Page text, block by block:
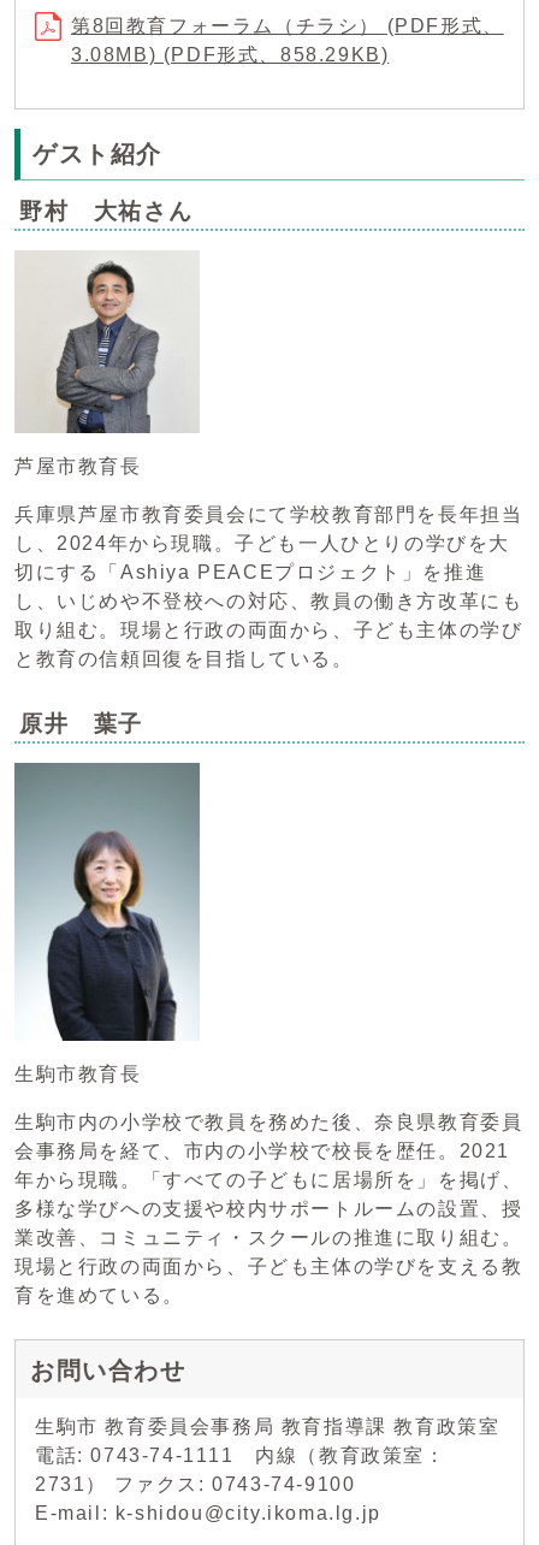
第8回教育フォーラム（チラシ） (PDF形式、
3.08MB) (PDF形式、858.29KB)
ゲスト紹介
野村 大祐さん
芦屋市教育長
兵庫県芦屋市教育委員会にて学校教育部門を長年担当
し、2024年から現職。子ども一人ひとりの学びを大
切にする「Ashiya PEACEプロジェクト」を推進
し、いじめや不登校への対応、教員の働き方改革にも
取り組む。現場と行政の両面から、子ども主体の学び
と教育の信頼回復を目指している。
原井 葉子
生駒市教育長
生駒市内の小学校で教員を務めた後、奈良県教育委員
会事務局を経て、市内の小学校で校長を歴任。2021
年から現職。「すべての子どもに居場所を」を掲げ、
多様な学びへの支援や校内サポートルームの設置、授
業改善、コミュニティ・スクールの推進に取り組む。
現場と行政の両面から、子ども主体の学びを支える教
育を進めている。
お問い合わせ
生駒市 教育委員会事務局 教育指導課 教育政策室
電話: 0743-74-1111 内線（教育政策室：
2731） ファクス: 0743-74-9100
E-mail: k-shidou@city.ikoma.lg.jp